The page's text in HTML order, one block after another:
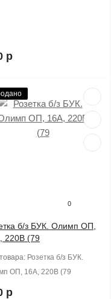
р
0
б/з БУК. Олимп ОП,
220В (79
Розетка б/з БУК.
ОП, 16А, 220В (79
р